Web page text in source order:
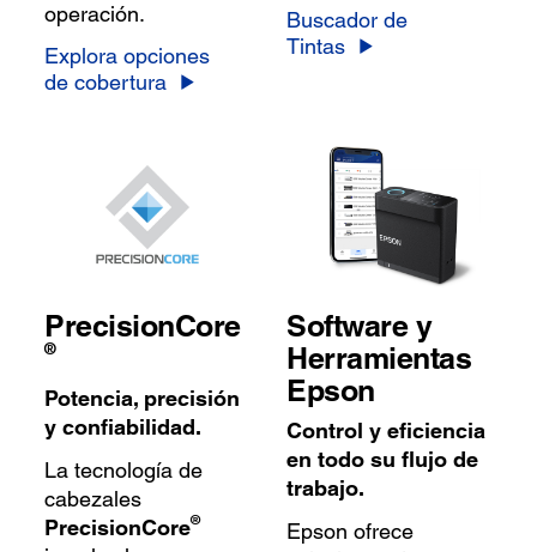
operación.
Explora opciones
de cobertura
Buscador de
Tintas
PrecisionCore
®
Potencia, precisión
y confiabilidad.
La tecnología de
cabezales
PrecisionCore®
Software y
Herramientas
Epson
Control y eficiencia
en todo su flujo de
trabajo.
Epson ofrece